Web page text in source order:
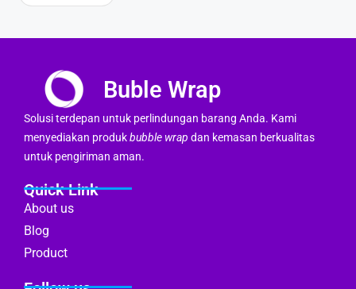
Buble Wrap
Solusi terdepan untuk perlindungan barang Anda. Kami
menyediakan produkbubble wrap dan kemasan berkualitas
untuk pengiriman aman.
Quick Link
About us
Blog
Product